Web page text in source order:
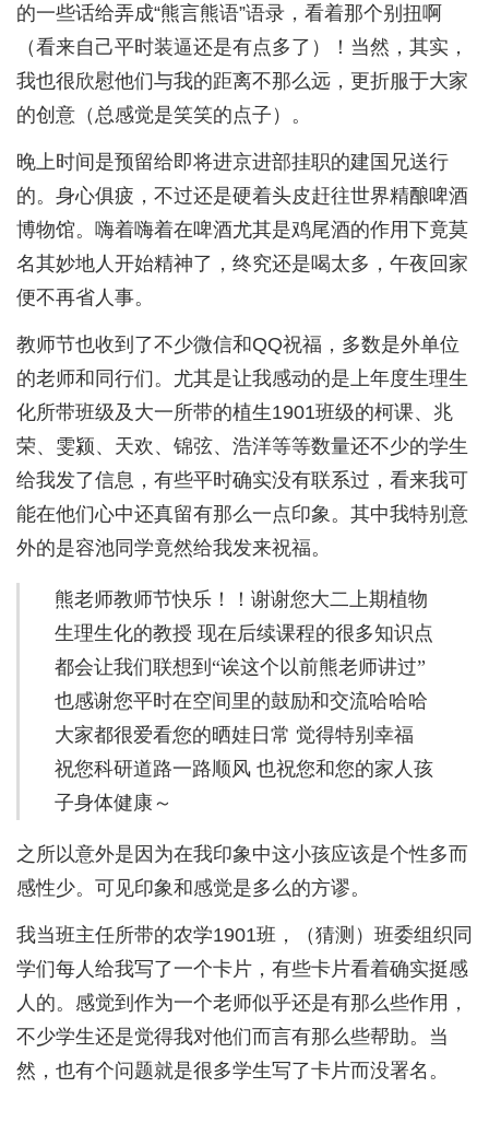
的一些话给弄成“熊言熊语”语录，看着那个别扭啊
（看来自己平时装逼还是有点多了）！当然，其实，
我也很欣慰他们与我的距离不那么远，更折服于大家
的创意（总感觉是笑笑的点子）。
晚上时间是预留给即将进京进部挂职的建国兄送行
的。身心俱疲，不过还是硬着头皮赶往世界精酿啤酒
博物馆。嗨着嗨着在啤酒尤其是鸡尾酒的作用下竟莫
名其妙地人开始精神了，终究还是喝太多，午夜回家
便不再省人事。
教师节也收到了不少微信和QQ祝福，多数是外单位
的老师和同行们。尤其是让我感动的是上年度生理生
化所带班级及大一所带的植生1901班级的柯课、兆
荣、雯颍、天欢、锦弦、浩洋等等数量还不少的学生
给我发了信息，有些平时确实没有联系过，看来我可
能在他们心中还真留有那么一点印象。其中我特别意
外的是容池同学竟然给我发来祝福。
熊老师教师节快乐！！谢谢您大二上期植物
生理生化的教授 现在后续课程的很多知识点
都会让我们联想到“诶这个以前熊老师讲过”
也感谢您平时在空间里的鼓励和交流哈哈哈
大家都很爱看您的晒娃日常 觉得特别幸福
祝您科研道路一路顺风 也祝您和您的家人孩
子身体健康～
之所以意外是因为在我印象中这小孩应该是个性多而
感性少。可见印象和感觉是多么的方谬。
我当班主任所带的农学1901班，（猜测）班委组织同
学们每人给我写了一个卡片，有些卡片看着确实挺感
人的。感觉到作为一个老师似乎还是有那么些作用，
不少学生还是觉得我对他们而言有那么些帮助。当
然，也有个问题就是很多学生写了卡片而没署名。